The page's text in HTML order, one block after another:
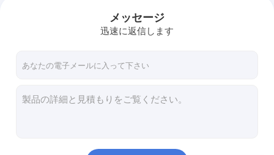
自走式の乗客階段
空港Ambulift
メッセージ
迅速に返信します